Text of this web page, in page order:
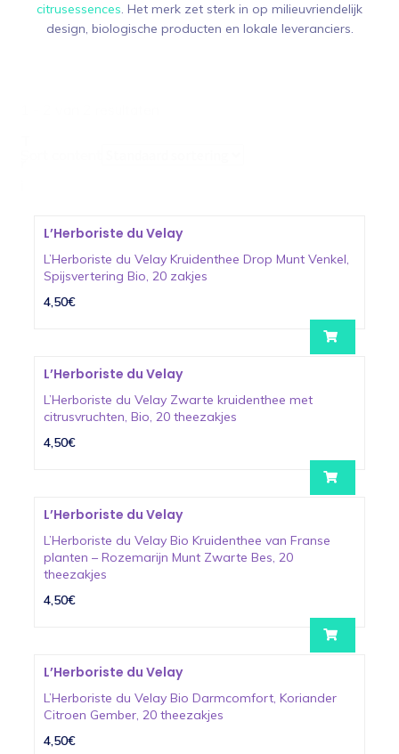
citrusessences. Het merk zet sterk in op milieuvriendelijk
design, biologische producten en lokale leveranciers.
L’Herboriste du Velay
L’Herboriste du Velay Kruidenthee Drop Munt Venkel,
Spijsvertering Bio, 20 zakjes
4,50€
L’Herboriste du Velay
L’Herboriste du Velay Zwarte kruidenthee met
citrusvruchten, Bio, 20 theezakjes
4,50€
L’Herboriste du Velay
L’Herboriste du Velay Bio Kruidenthee van Franse
planten – Rozemarijn Munt Zwarte Bes, 20
theezakjes
4,50€
L’Herboriste du Velay
L’Herboriste du Velay Bio Darmcomfort, Koriander
Citroen Gember, 20 theezakjes
4,50€